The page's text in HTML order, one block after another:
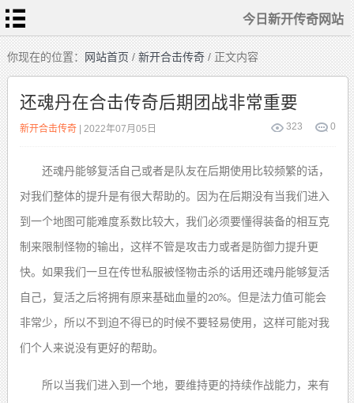
今日新开传奇网站
首
页
今
日
新
开
传
奇
网
站
热
血
传
奇
私
服
传
奇
sf
发
布
站
新
开
合
击
传
奇
你现在的位置：网站首页/新开合击传奇/ 正文内容
还魂丹在合击传奇后期团战非常重要
323 0
新开合击传奇| 2022年07月05日
还魂丹能够复活自己或者是队友在后期使用比较频繁的话，
对我们整体的提升是有很大帮助的。 因为在后期没有当我们进入
到一个地图可能难度系数比较大，我们必须要懂得装备的相互克
制来限制 怪物的输出， 这样不管是攻击力或者是防御力提升更
快。如果我们一旦在传世私服被怪物击杀的话用还魂丹能够复活
自己， 复活之后将拥有原来基础血量的20%。 但是法力值可能会
非常少，所以不到迫不得已的时候不要轻易使用，这样可能对我
们个人来说没有更好的帮助。
所以当我们进入到一个地，要维持更的持续作战能力 ， 来有